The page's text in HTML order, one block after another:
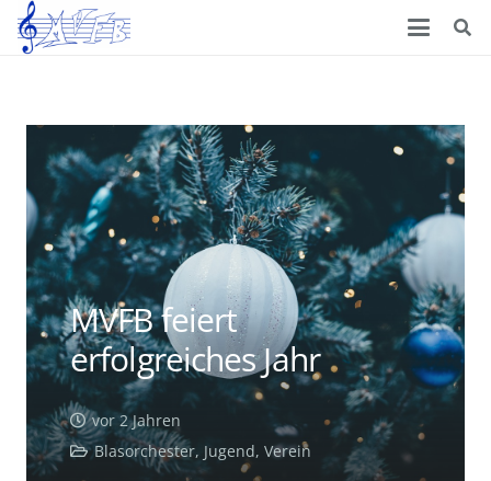
MVFB feiert
erfolgreiches Jahr
vor 2 Jahren
Blasorchester, Jugend, Verein